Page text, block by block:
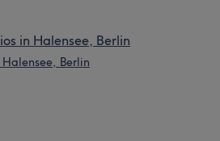
in Halensee, Berlin
Berlin